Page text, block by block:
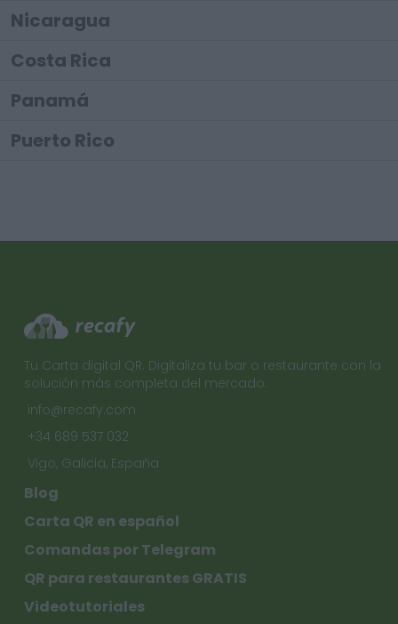
Nicaragua
Costa Rica
Panamá
Puerto Rico
Tu Carta digital QR. Digitaliza tu bar o restaurante con la
solución más completa del mercado.
info@recafy.com
+34 689 537 032
Vigo, Galicia, España
Blog
Carta QR en español
Comandas por Telegram
QR para restaurantes GRATIS
Videotutoriales